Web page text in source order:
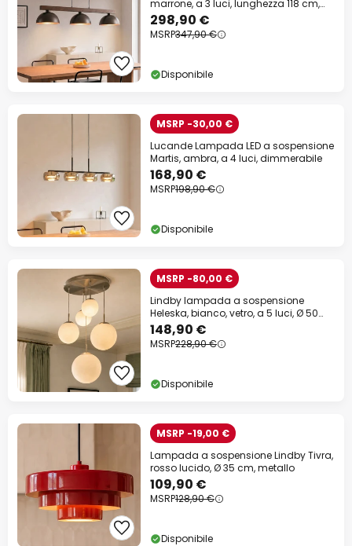
marrone, a 3 luci, lunghezza 118 cm,
E27
298,90 €
MSRP347,90 €
Disponibile
MSRP -30,00 €
Lucande Lampada LED a sospensione
Martis, ambra, a 4 luci, dimmerabile
168,90 €
MSRP198,90 €
Disponibile
MSRP -80,00 €
Lindby lampada a sospensione
Heleska, bianco, vetro, a 5 luci, Ø 50
cm
148,90 €
MSRP228,90 €
Disponibile
MSRP -19,00 €
Lampada a sospensione Lindby Tivra,
rosso lucido, Ø 35 cm, metallo
109,90 €
MSRP128,90 €
Disponibile